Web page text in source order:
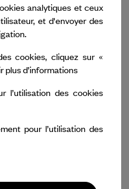
analytiques et ceux
et d'envoyer des
cookies, cliquez sur «
plus d’informations
l’utilisation des cookies
pour l’utilisation des